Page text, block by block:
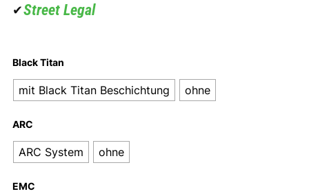
✔Street Legal
Black Titan
mit Black Titan Beschichtung ohne
ARC
ARC System ohne
EMC